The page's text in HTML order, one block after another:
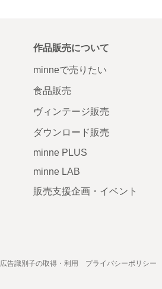
作品販売について
minneで売りたい
食品販売
ヴィンテージ販売
ダウンロード販売
minne PLUS
minne LAB
販売支援企画・イベント
広告識別子の取得・利用 プライバシーポリシー